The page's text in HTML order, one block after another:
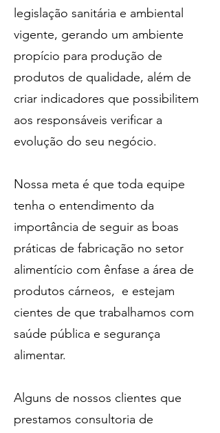
legislação sanitária e ambiental
vigente, gerando um ambiente
propício para produção de
produtos de qualidade, além de
criar indicadores que possibilitem
aos responsáveis verificar a
evolução do seu negócio.
Nossa meta é que toda equipe
tenha o entendimento da
importância de seguir as boas
práticas de fabricação no setor
alimentício com ênfase a área de
produtos cárneos, e estejam
cientes de que trabalhamos com
saúde pública e segurança
alimentar.
Alguns de nossos clientes que
prestamos consultoria de